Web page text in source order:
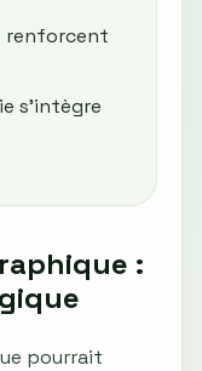
renforcent
s'intègre
:
pourrait